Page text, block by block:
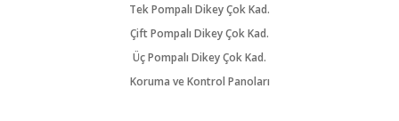
Tek Pompalı Dikey Çok Kad.
Çift Pompalı Dikey Çok Kad.
Üç Pompalı Dikey Çok Kad.
Koruma ve Kontrol Panoları